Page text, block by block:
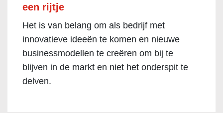
een rijtje
Het is van belang om als bedrijf met
innovatieve ideeën te komen en nieuwe
businessmodellen te creëren om bij te
blijven in de markt en niet het onderspit te
delven.